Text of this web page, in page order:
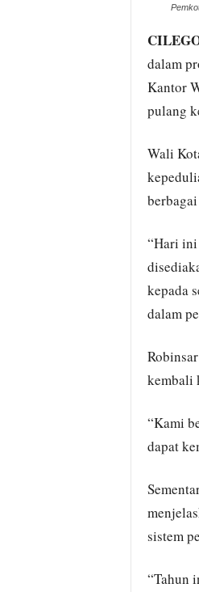
dalam
Kantor
pulang
Wali
“Hari ini
kepada
dalam
kembali
“Kami
dapat
sistem
“Tahun